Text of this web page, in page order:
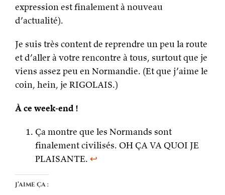
expression est finalement à nouveau
d’actualité).
Je suis très content de reprendre un peu la route
et d’aller à votre rencontre à tous, surtout que je
viens assez peu en Normandie. (Et que j’aime le
coin, hein, je RIGOLAIS.)
À ce week-end !
Ça montre que les Normands sont
finalement civilisés. OH ÇA VA QUOI JE
PLAISANTE. ↩
J’aime ça :